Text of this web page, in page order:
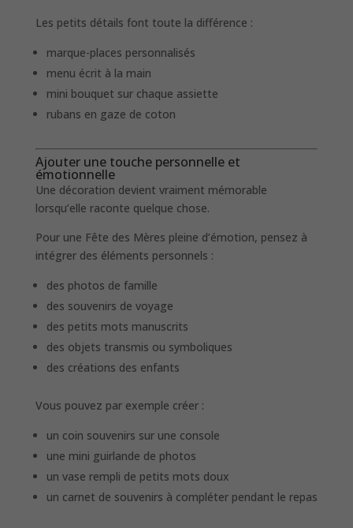
Les petits détails font toute la différence :
marque-places personnalisés
menu écrit à la main
mini bouquet sur chaque assiette
rubans en gaze de coton
Ajouter une touche personnelle et
émotionnelle
Une décoration devient vraiment mémorable
lorsqu’elle raconte quelque chose.
Pour une Fête des Mères pleine d’émotion, pensez à
intégrer des éléments personnels :
des photos de famille
des souvenirs de voyage
des petits mots manuscrits
des objets transmis ou symboliques
des créations des enfants
Vous pouvez par exemple créer :
un coin souvenirs sur une console
une mini guirlande de photos
un vase rempli de petits mots doux
un carnet de souvenirs à compléter pendant le repas